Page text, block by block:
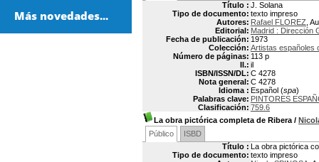
Título : J. Solana
Tipo de documento: texto impreso
Autores: Rafael FLOREZ ,
Editorial: Madrid : Dirección
Fecha de publicación: 1973
Colección: Artistas españoles
Número de páginas: 113 p
Il.: il
ISBN/ISSN/DL: C 4278
Nota general: C 4278
Idioma : Español (spa)
Palabras clave: PINTORES
Clasificación: 759.6
La obra pictórica completa de Ribera /
Público
ISBD
Título : La obra pictórica
Tipo de documento: texto impreso
Más novedades...